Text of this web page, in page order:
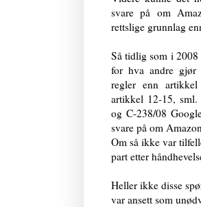
svare på om
rettslige grunnlag
Så tidlig som i 2008
for hva andre gjør
regler enn artikkel
artikkel 12-15, sml.
og C-238/08
svare på om
Om så ikke var
part etter
Heller ikke disse
var ansett som